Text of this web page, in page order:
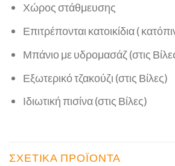
Χώρος στάθμευσης
Επιτρέπονται κατοικίδια (
Μπάνιο με υδρομασάζ (στις
Εξωτερικό τζακούζι (στις Βίλες)
Ιδιωτική πισίνα (στις Βίλες)
ΣΧΕΤΙΚΆ ΠΡΟΪΌΝΤΑ